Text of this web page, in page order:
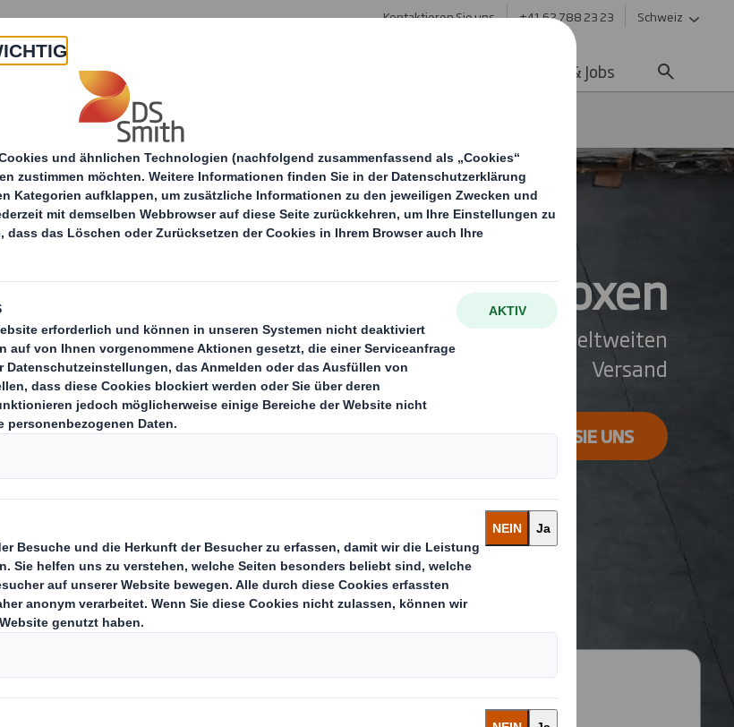
Kontaktieren Sie uns +41 62 788 23 23 Schweiz
Produkte & Service Karriere & Jobs
Industrieverpackungen
Palettenboxen
Optimierte, nachhaltige Lösungen für den weltweiten
Versand
KONTAKTIEREN SIE UNS